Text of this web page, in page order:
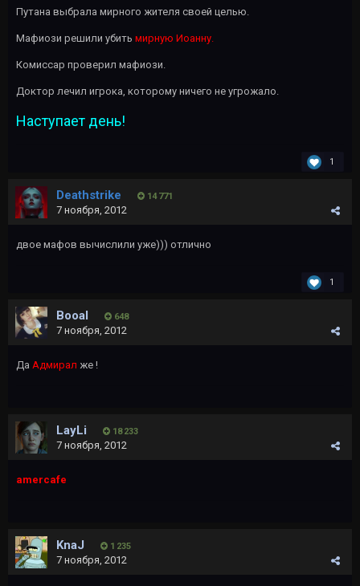
Путана выбрала мирного жителя своей целью.
Мафиози решили убить мирную Иоанну.
Комиссар проверил мафиози.
Доктор лечил игрока, которому ничего не угрожало.
Наступает день!
1
Deathstrike 14 771
7 ноября, 2012
двое мафов вычислили уже))) отлично
1
Booal 648
7 ноября, 2012
Да Адмирал же !
LayLi 18 233
7 ноября, 2012
amercafe
KnaJ 1 235
7 ноября, 2012